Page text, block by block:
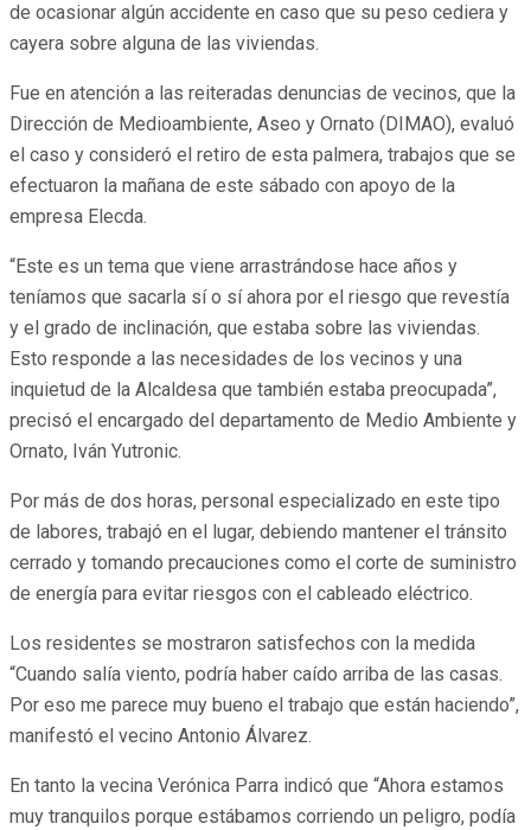
de ocasionar algún accidente en caso que su peso cediera y
cayera sobre alguna de las viviendas.
Fue en atención a las reiteradas denuncias de vecinos, que la
Dirección de Medioambiente, Aseo y Ornato (DIMAO), evaluó
el caso y consideró el retiro de esta palmera, trabajos que se
efectuaron la mañana de este sábado con apoyo de la
empresa Elecda.
“Este es un tema que viene arrastrándose hace años y
teníamos que sacarla sí o sí ahora por el riesgo que revestía
y el grado de inclinación, que estaba sobre las viviendas.
Esto responde a las necesidades de los vecinos y una
inquietud de la Alcaldesa que también estaba preocupada”,
precisó el encargado del departamento de Medio Ambiente y
Ornato, Iván Yutronic.
Por más de dos horas, personal especializado en este tipo
de labores, trabajó en el lugar, debiendo mantener el tránsito
cerrado y tomando precauciones como el corte de suministro
de energía para evitar riesgos con el cableado eléctrico.
Los residentes se mostraron satisfechos con la medida
“Cuando salía viento, podría haber caído arriba de las casas.
Por eso me parece muy bueno el trabajo que están haciendo”,
manifestó el vecino Antonio Álvarez.
En tanto la vecina Verónica Parra indicó que “Ahora estamos
muy tranquilos porque estábamos corriendo un peligro, podía